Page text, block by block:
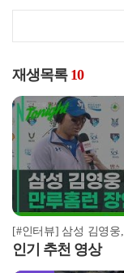
재생목록 10
인기 추천 영상